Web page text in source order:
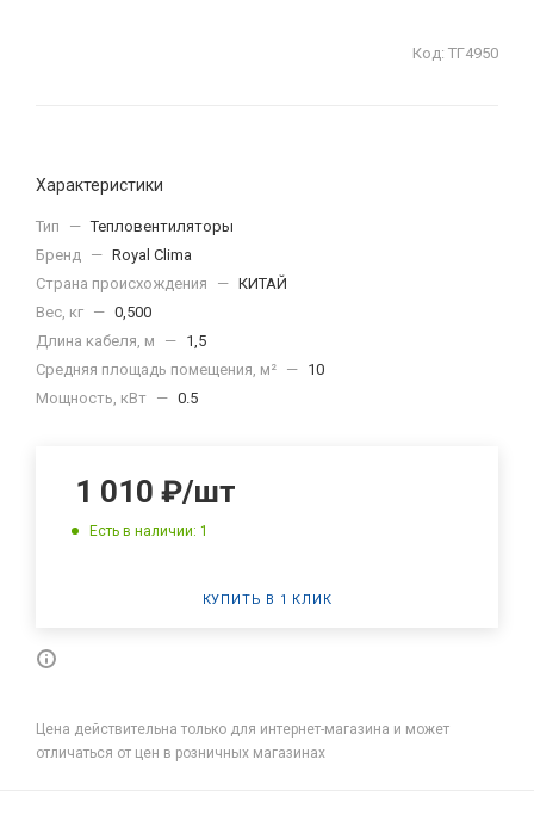
Код: ТГ4950
Характеристики
Тип — Тепловентиляторы
Бренд — Royal Clima
Страна происхождения
— КИТАЙ
Вес, кг — 0,500
Длина кабеля, м
— 1,5
Средняя площадь помещения, м² — 10
Мощность, кВт — 0.5
1 010 ₽/шт
Есть в наличии: 1
КУПИТЬ В 1 КЛИК
Цена действительна только для интернет-магазина и может
отличаться от цен в розничных магазинах